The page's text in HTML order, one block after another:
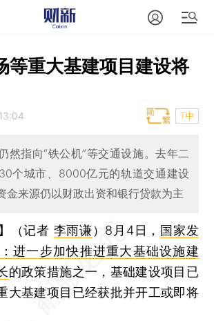
等重大基建项目建设将
T中
然指向“铁公机”等交通设施。去年二
个城市、8000亿元的轨道交通建设
金来源仍以财政出资和银行贷款为主
（记者 李雨谦） 8月4日， 国家发
进一步加快推进重大基础设施建
的政策措施之一，基础建设项目已
大基建项目已经获批并开工或即将